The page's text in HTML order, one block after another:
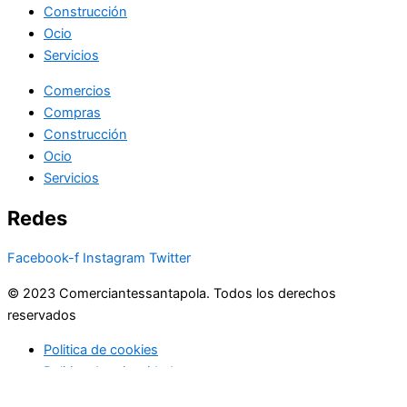
Construcción
Ocio
Servicios
Comercios
Compras
Construcción
Ocio
Servicios
Redes
Facebook-f Instagram Twitter
© 2023 Comerciantessantapola. Todos los derechos
reservados
Politica de cookies
Politica de privacidad